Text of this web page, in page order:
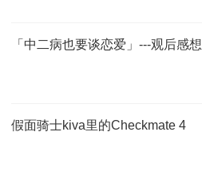
「中二病也要谈恋爱」---观后感想
假面骑士kiva里的Checkmate 4